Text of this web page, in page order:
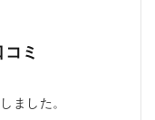
ミ
ました。